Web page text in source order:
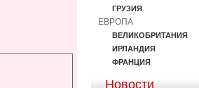
ГРУЗИЯ
ЕВРОПА
ВЕЛИКОБРИТАНИЯ
ИРЛАНДИЯ
ФРАНЦИЯ
Новости